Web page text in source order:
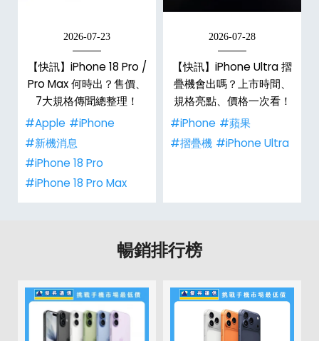
2026-07-23
【快訊】iPhone 18 Pro /
Pro Max 何時出？售價、
7大規格傳聞總整理！
#Apple #iPhone
#新機消息
#iPhone 18 Pro
#iPhone 18 Pro Max
2026-07-28
【快訊】iPhone Ultra 摺
疊機會出嗎？上市時間、
規格亮點、價格一次看！
#iPhone #蘋果
#摺疊機 #iPhone Ultra
暢銷排行榜